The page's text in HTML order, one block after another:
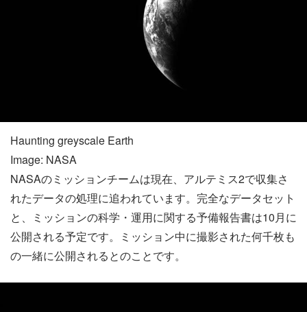
Haunting greyscale Earth
Image: NASA
NASAのミッションチームは現在、アルテミス2で収集さ
れたデータの処理に追われています。完全なデータセット
と、ミッションの科学・運用に関する予備報告書は10月に
公開される予定です。ミッション中に撮影された何千枚も
の一緒に公開されるとのことです。